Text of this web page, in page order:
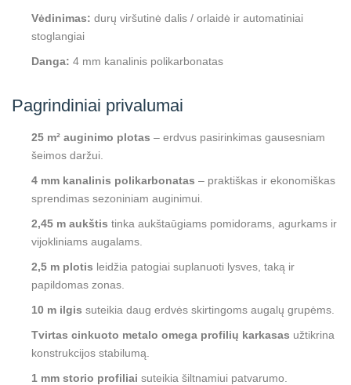
Vėdinimas: durų viršutinė dalis / orlaidė ir automatiniai
stoglangiai
Danga: 4 mm kanalinis polikarbonatas
Pagrindiniai privalumai
25 m² auginimo plotas – erdvus pasirinkimas gausesniam
šeimos daržui.
4 mm kanalinis polikarbonatas – praktiškas ir ekonomiškas
sprendimas sezoniniam auginimui.
2,45 m aukštis tinka aukštaūgiams pomidorams, agurkams ir
vijokliniams augalams.
2,5 m plotis leidžia patogiai suplanuoti lysves, taką ir
papildomas zonas.
10 m ilgis suteikia daug erdvės skirtingoms augalų grupėms.
Tvirtas cinkuoto metalo omega profilių karkasas užtikrina
konstrukcijos stabilumą.
1 mm storio profiliai suteikia šiltnamiui patvarumo.